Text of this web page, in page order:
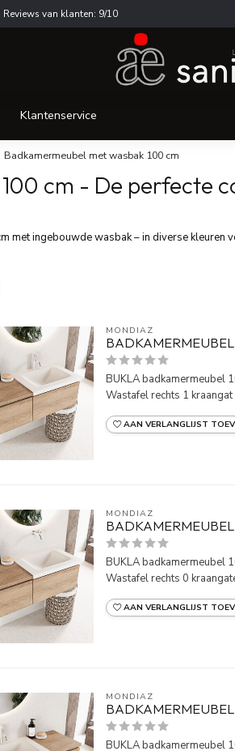
Reviews van klanten: 9/10
Klantenservice
Badkamermeubel met wasbak 100 cm
cm - De perfecte
met ingebouwde wasbak – in diverse kleuren
MONDIAZ
BUKLA badkamermeubel
Wastafel rechts 1
AAN VERLANGLIJST
MONDIAZ
BUKLA badkamermeubel
Wastafel rechts 0
AAN VERLANGLIJST
MONDIAZ
BUKLA badkamermeubel